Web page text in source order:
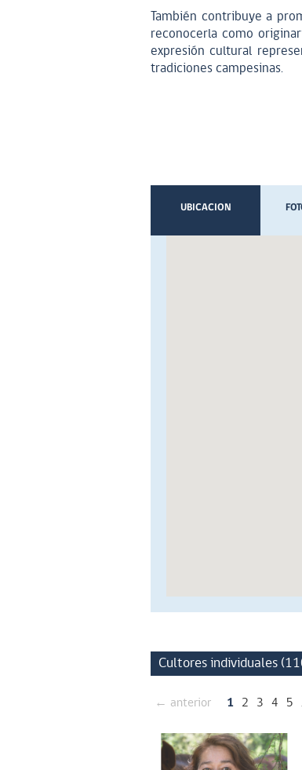
También contribuye a
reconocerla como
expresión cultural
tradiciones campesinas.
UBICACION
Cultores individuales
← anterior 1 2 3 4 5